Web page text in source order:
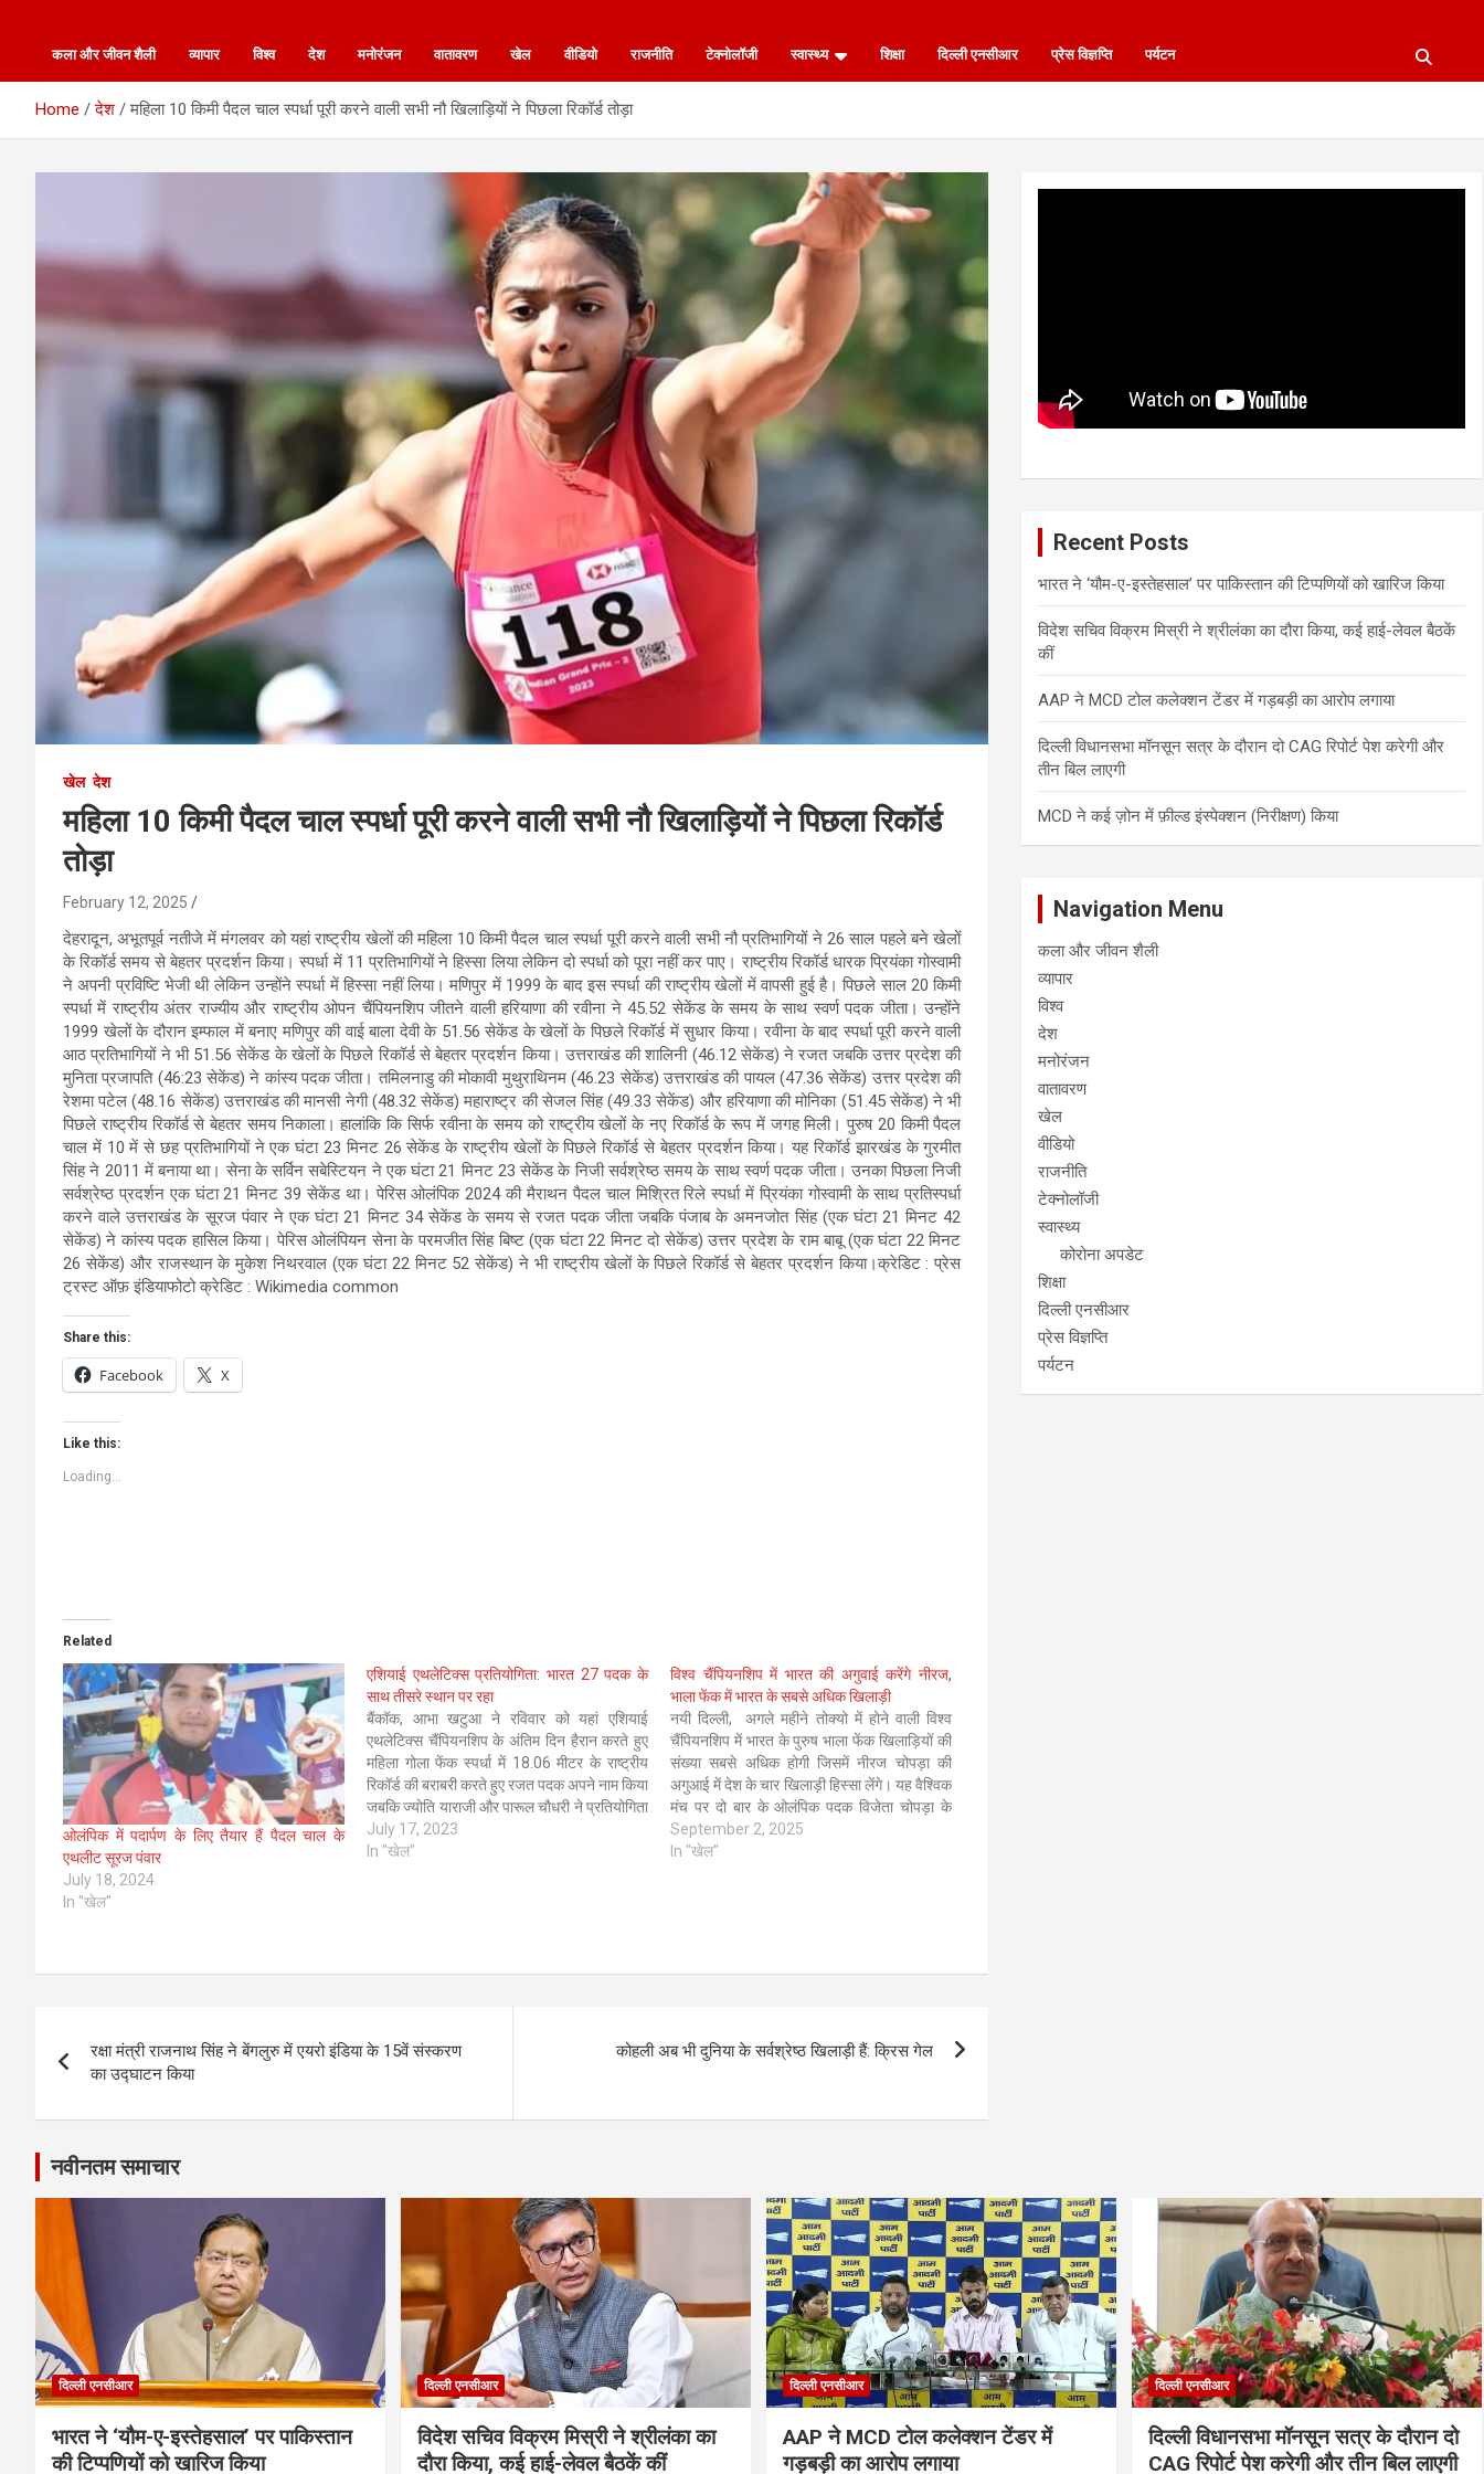
कला और जीवन शैली व्यापार विश्व देश मनोरंजन वातावरण खेल वीडियो राजनीति टेक्नोलॉजी स्वास्थ्य शिक्षा दिल्ली एनसीआर प्रेस विज्ञप्ति पर्यटन
Home देश महिला 10 किमी पैदल चाल स्पर्धा पूरी करने वाली सभी नौ खिलाड़ियों ने पिछला रिकॉर्ड तोड़ा
खेल देश
महिला 10 किमी पैदल चाल स्पर्धा पूरी करने वाली सभी नौ खिलाड़ियों ने पिछला रिकॉर्ड
तोड़ा
February 12, 2025
देहरादून, अभूतपूर्व नतीजे में मंगलवर को यहां राष्ट्रीय खेलों की महिला 10 किमी पैदल चाल स्पर्धा पूरी करने वाली सभी नौ प्रतिभागियों ने 26 साल पहले बने खेलों
के रिकॉर्ड समय से बेहतर प्रदर्शन किया। स्पर्धा में 11 प्रतिभागियों ने हिस्सा लिया लेकिन दो स्पर्धा को पूरा नहीं कर पाए। राष्ट्रीय रिकॉर्ड धारक प्रियंका गोस्वामी
ने अपनी प्रविष्टि भेजी थी लेकिन उन्होंने स्पर्धा में हिस्सा नहीं लिया। मणिपुर में 1999 के बाद इस स्पर्धा की राष्ट्रीय खेलों में वापसी हुई है। पिछले साल 20 किमी
स्पर्धा में राष्ट्रीय अंतर राज्यीय और राष्ट्रीय ओपन चैंपियनशिप जीतने वाली हरियाणा की रवीना ने 45.52 सेकेंड के समय के साथ स्वर्ण पदक जीता। उन्होंने
1999 खेलों के दौरान इम्फाल में बनाए मणिपुर की वाई बाला देवी के 51.56 सेकेंड के खेलों के पिछले रिकॉर्ड में सुधार किया। रवीना के बाद स्पर्धा पूरी करने वाली
आठ प्रतिभागियों ने भी 51.56 सेकेंड के खेलों के पिछले रिकॉर्ड से बेहतर प्रदर्शन किया। उत्तराखंड की शालिनी (46.12 सेकेंड) ने रजत जबकि उत्तर प्रदेश की
मुनिता प्रजापति (46:23 सेकेंड) ने कांस्य पदक जीता। तमिलनाडु की मोकावी मुथुराथिनम (46.23 सेकेंड) उत्तराखंड की पायल (47.36 सेकेंड) उत्तर प्रदेश की
रेशमा पटेल (48.16 सेकेंड) उत्तराखंड की मानसी नेगी (48.32 सेकेंड) महाराष्ट्र की सेजल सिंह (49.33 सेकेंड) और हरियाणा की मोनिका (51.45 सेकेंड) ने भी
पिछले राष्ट्रीय रिकॉर्ड से बेहतर समय निकाला। हालांकि कि सिर्फ रवीना के समय को राष्ट्रीय खेलों के नए रिकॉर्ड के रूप में जगह मिली। पुरुष 20 किमी पैदल
चाल में 10 में से छह प्रतिभागियों ने एक घंटा 23 मिनट 26 सेकेंड के राष्ट्रीय खेलों के पिछले रिकॉर्ड से बेहतर प्रदर्शन किया। यह रिकॉर्ड झारखंड के गुरमीत
सिंह ने 2011 में बनाया था। सेना के सर्विन सबेस्टियन ने एक घंटा 21 मिनट 23 सेकेंड के निजी सर्वश्रेष्ठ समय के साथ स्वर्ण पदक जीता। उनका पिछला निजी
सर्वश्रेष्ठ प्रदर्शन एक घंटा 21 मिनट 39 सेकेंड था। पेरिस ओलंपिक 2024 की मैराथन पैदल चाल मिश्रित रिले स्पर्धा में प्रियंका गोस्वामी के साथ प्रतिस्पर्धा
करने वाले उत्तराखंड के सूरज पंवार ने एक घंटा 21 मिनट 34 सेकेंड के समय से रजत पदक जीता जबकि पंजाब के अमनजोत सिंह (एक घंटा 21 मिनट 42
सेकेंड) ने कांस्य पदक हासिल किया। पेरिस ओलंपियन सेना के परमजीत सिंह बिष्ट (एक घंटा 22 मिनट दो सेकेंड) उत्तर प्रदेश के राम बाबू (एक घंटा 22 मिनट
26 सेकेंड) और राजस्थान के मुकेश निथरवाल (एक घंटा 22 मिनट 52 सेकेंड) ने भी राष्ट्रीय खेलों के पिछले रिकॉर्ड से बेहतर प्रदर्शन किया।क्रेडिट : प्रेस
ट्रस्ट ऑफ़ इंडियाफोटो क्रेडिट : Wikimedia common
Share this:
Facebook X
Like this:
Loading...
Related
ओलंपिक में पदार्पण के लिए तैयार हैं पैदल चाल के
एथलीट सूरज पंवार
July 18, 2024
In "खेल"
एशियाई एथलेटिक्स प्रतियोगिता: भारत 27 पदक के
साथ तीसरे स्थान पर रहा
बैंकॉक, आभा खटुआ ने रविवार को यहां एशियाई
एथलेटिक्स चैंपियनशिप के अंतिम दिन हैरान करते हुए
महिला गोला फेंक स्पर्धा में 18.06 मीटर के राष्ट्रीय
रिकॉर्ड की बराबरी करते हुए रजत पदक अपने नाम किया
जबकि ज्योति याराजी और पारूल चौधरी ने प्रतियोगिता
में अपना दूसरा पदक जीता। भारत प्रतियोगिता…
July 17, 2023
In "खेल"
विश्व चैंपियनशिप में भारत की अगुवाई करेंगे नीरज,
भाला फेंक में भारत के सबसे अधिक खिलाड़ी
नयी दिल्ली, अगले महीने तोक्यो में होने वाली विश्व
चैंपियनशिप में भारत के पुरुष भाला फेंक खिलाड़ियों की
संख्या सबसे अधिक होगी जिसमें नीरज चोपड़ा की
अगुआई में देश के चार खिलाड़ी हिस्सा लेंगे। यह वैश्विक
मंच पर दो बार के ओलंपिक पदक विजेता चोपड़ा के
प्रदर्शन से आई गई…
September 2, 2025
In "खेल"
navigation
रक्षा मंत्री राजनाथ सिंह ने बेंगलुरु में एयरो इंडिया के 15वें संस्करण
का उद्घाटन किया
कोहली अब भी दुनिया के सर्वश्रेष्ठ खिलाड़ी हैं: क्रिस गेल
Recent Posts
भारत ने ‘यौम-ए-इस्तेहसाल’ पर पाकिस्तान की टिप्पणियों को खारिज किया
विदेश सचिव विक्रम मिस्री ने श्रीलंका का दौरा किया, कई हाई-लेवल बैठकें
कीं
AAP ने MCD टोल कलेक्शन टेंडर में गड़बड़ी का आरोप लगाया
दिल्ली विधानसभा मॉनसून सत्र के दौरान दो CAG रिपोर्ट पेश करेगी और
तीन बिल लाएगी
MCD ने कई ज़ोन में फ़ील्ड इंस्पेक्शन (निरीक्षण) किया
Navigation Menu
कला और जीवन शैली
व्यापार
विश्व
देश
मनोरंजन
वातावरण
खेल
वीडियो
राजनीति
टेक्नोलॉजी
स्वास्थ्य
कोरोना अपडेट
शिक्षा
दिल्ली एनसीआर
प्रेस विज्ञप्ति
पर्यटन
नवीनतम समाचार
दिल्ली एनसीआर
भारत ने ‘यौम-ए-इस्तेहसाल’ पर पाकिस्तान
की टिप्पणियों को खारिज किया
दिल्ली एनसीआर
विदेश सचिव विक्रम मिस्री ने श्रीलंका का
दौरा किया, कई हाई-लेवल बैठकें कीं
दिल्ली एनसीआर
AAP ने MCD टोल कलेक्शन टेंडर में
गड़बड़ी का आरोप लगाया
दिल्ली एनसीआर
दिल्ली विधानसभा मॉनसून सत्र के दौरान दो
CAG रिपोर्ट पेश करेगी और तीन बिल लाएगी